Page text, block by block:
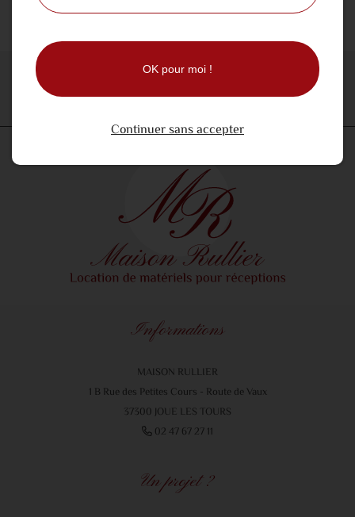
Informations
MAISON RULLIER
1 B Rue des Petites Cours - Route de Vaux
37300 JOUE LES TOURS
02 47 67 27 11
Un projet ?
OK pour moi !
Continuer sans accepter